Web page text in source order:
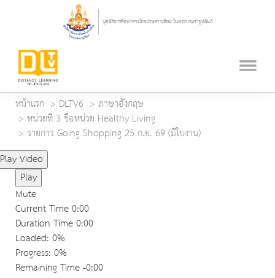
หน้าแรก DLTV6
ภาษาอังกฤษ
หน่วยที่ 3 ชื่อหน่วย Healthy Living
รายการ Going Shopping 25 ก.ย. 69 (มีใบงาน)
Play Video
Play
Mute
Current Time0:00
Duration Time0:00
Loaded: 0%
Progress: 0%
Remaining Time-0:00